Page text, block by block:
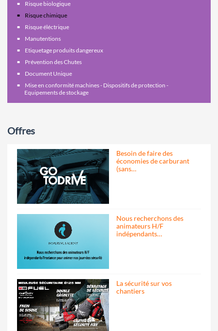
Risque biologique
Risque chimique
Risque éléctrique
Manutentions
Etiquetage produits dangereux
Prévention des Chutes
Document Unique
Mise en conformité machines - Dispositifs de protection -
Equipements de stockage
Offres
Besoin de faire des
économies de carburant
(sans…
Nous recherchons des
animateurs H/F
indépendants…
La sécurité sur vos
chantiers